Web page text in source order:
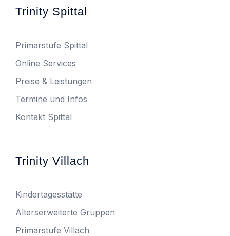
Trinity Spittal
Primarstufe Spittal
Online Services
Preise & Leistungen
Termine und Infos
Kontakt Spittal
Trinity Villach
Kindertagesstätte
Alterserweiterte Gruppen
Primarstufe Villach